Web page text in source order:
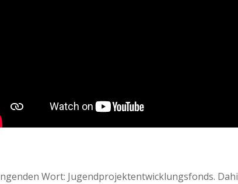
Wort: Jugendprojektentwicklungsfonds.